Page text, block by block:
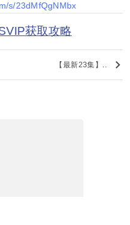
s/23dMfQgNMbx
获取攻略
【最新23集】.. keyboard_arrow_right